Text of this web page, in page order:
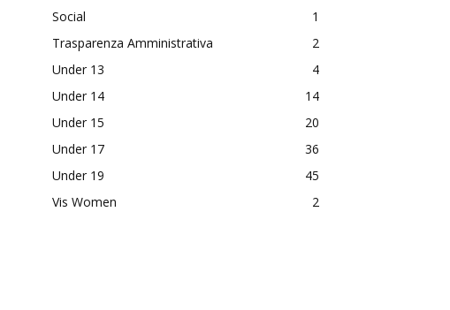
Social
1
Trasparenza Amministrativa
2
Under 13
4
Under 14
14
Under 15
20
Under 17
36
Under 19
45
Vis Women
2